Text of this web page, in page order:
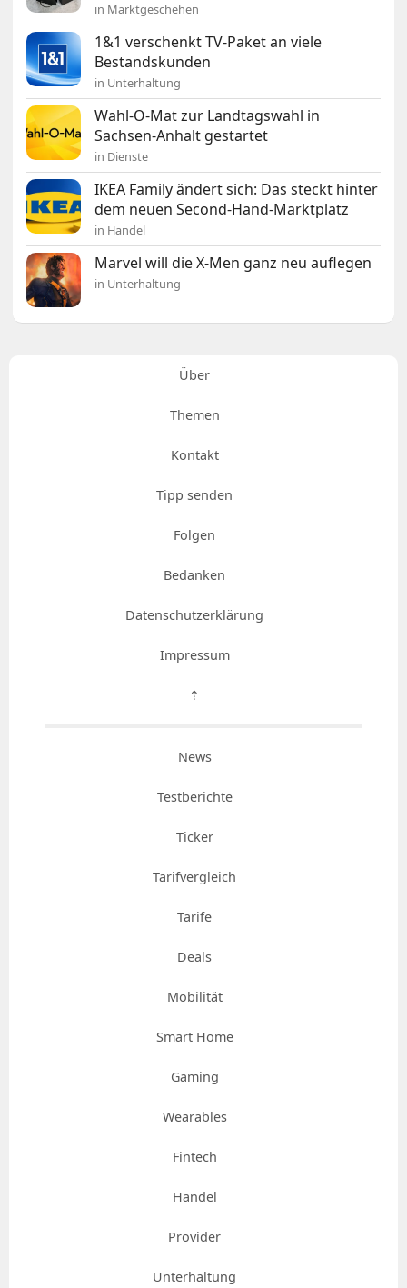
in Marktgeschehen
1&1 verschenkt TV-Paket an viele
Bestandskunden
in Unterhaltung
Wahl-O-Mat zur Landtagswahl in
Sachsen-Anhalt gestartet
in Dienste
IKEA Family ändert sich: Das steckt hinter
dem neuen Second-Hand-Marktplatz
in Handel
Marvel will die X-Men ganz neu auflegen
in Unterhaltung
Über
Themen
Kontakt
Tipp senden
Folgen
Bedanken
Datenschutzerklärung
Impressum
⇡
News
Testberichte
Ticker
Tarifvergleich
Tarife
Deals
Mobilität
Smart Home
Gaming
Wearables
Fintech
Handel
Provider
Unterhaltung